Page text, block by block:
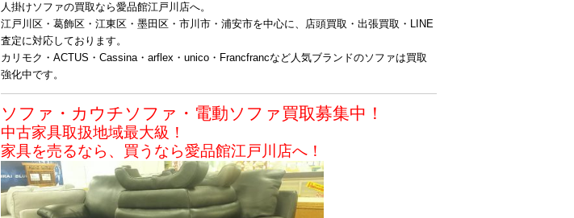
人掛けソファの買取なら愛品館江戸川店へ。
江戸川区・葛飾区・江東区・墨田区・市川市・浦安市を中心に、店頭買取・出張買取・LINE
査定に対応しております。
カリモク・ACTUS・Cassina・arflex・unico・Francfrancなど人気ブランドのソファは買取
強化中です。
ソファ・カウチソファ・電動ソファ買取募集中！
中古家具取扱地域最大級！
家具を売るなら、買うなら愛品館江戸川店へ！